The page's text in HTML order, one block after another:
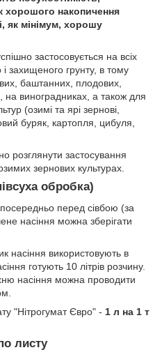
хорошого накопичення
як мінімум, хорошу
застосовується на всіх
і захищеного грунту, в тому
баштанних, плодових,
на виноградниках, а також для
(озимі та ярі зернові,
буряк, картопля, цибуля,
розглянути застосування
зернових культурах.
обробка)
перед сівбою (за
насіння можна зберігати
насіння використовують в
готують 10 літрів розчину.
насіння можна проводити
"Нітрогумат Євро" - 1 л на 1 т
листу